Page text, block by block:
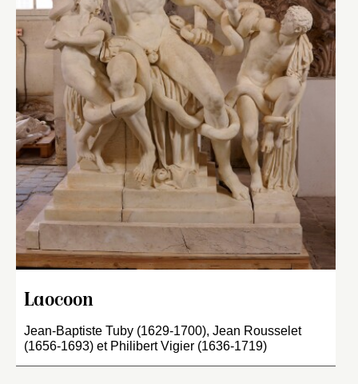
Laocoon
Jean-Baptiste Tuby (1629-1700), Jean Rousselet
(1656-1693) et Philibert Vigier (1636-1719)